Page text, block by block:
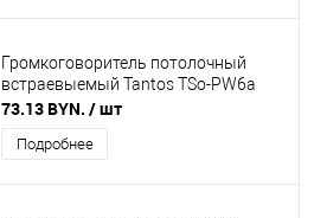
Громкоговоритель потолочный
встраевыемый Tantos TSo-PW6a
73.13 BYN. / шт
Подробнее